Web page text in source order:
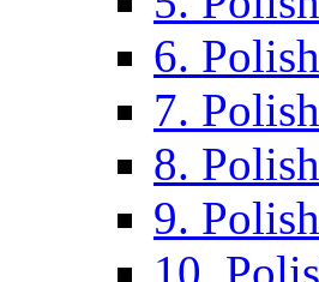
6.
7.
8.
9.
10.